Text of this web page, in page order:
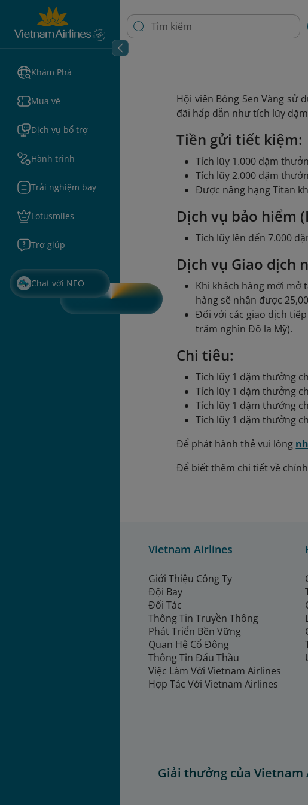
Khám Phá
Mua vé
Dịch vụ bổ trợ
Hành trình
Trải nghiệm bay
Lotusmiles
Trợ giúp
Chat với NEO
Hội viên Bông Sen Vàng sử
đãi hấp dẫn như tích lũy
Tiền gửi tiết kiệm:
Tích lũy 1.000 dặm
Tích lũy 2.000 dặm
Được nâng hạng Titan
Dịch vụ bảo hiểm
Tích lũy lên đến 7.000
Dịch vụ Giao dịch
Khi khách hàng mới mở
hàng sẽ nhận được
Đối với các giao dịch
trăm nghìn Đô la Mỹ).
Chi tiêu:
Tích lũy 1 dặm thưởng
Tích lũy 1 dặm thưởng
Tích lũy 1 dặm thưởng
Tích lũy 1 dặm thưởng
Để phát hành thẻ vui lòng
Để biết thêm chi tiết về
Vietnam Airlines
Giới Thiệu Công Ty
Đội Bay
Đối Tác
Thông Tin Truyền Thông
Phát Triển Bền Vững
Quan Hệ Cổ Đông
Thông Tin Đấu Thầu
Việc Làm Với Vietnam Airlines
Hợp Tác Với Vietnam Airlines
Giải thưởng của Vietnam